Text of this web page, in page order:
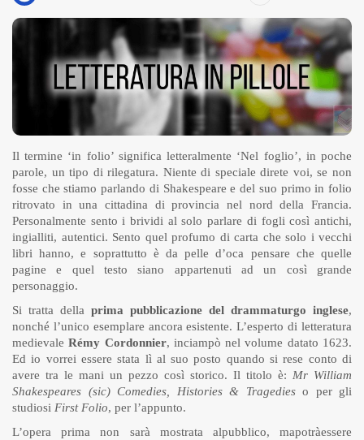
Il termine ‘in folio’ significa letteralmente ‘Nel foglio’, in poche
parole, un tipo di rilegatura. Niente di speciale direte voi, se non
fosse che stiamo parlando di Shakespeare e del suo primo in folio
ritrovato in una cittadina di provincia nel nord della Francia.
Personalmente sento i brividi al solo parlare di fogli così antichi,
ingialliti, autentici. Sento quel profumo di carta che solo i vecchi
libri hanno, e soprattutto è da pelle d’oca pensare che quelle
pagine e quel testo siano appartenuti ad un così grande
personaggio.
Si tratta della prima pubblicazione del drammaturgo inglese,
nonché l’unico esemplare ancora esistente. L’esperto di letteratura
medievale Rémy Cordonnier, inciampò nel volume datato 1623.
Ed io vorrei essere stata lì al suo posto quando si rese conto di
avere tra le mani un pezzo così storico. Il titolo è: Mr William
Shakespeares (sic) Comedies, Histories & Tragedieso per gli
studiosi First Folio, per l’appunto.
L’opera prima non sarà mostrata alpubblico, mapotràessere